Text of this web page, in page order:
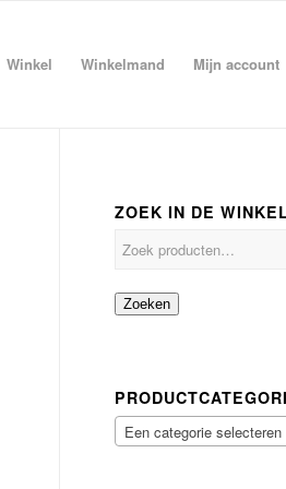
Winkel Winkelmand Mijn account
ZOEK IN DE
Zoeken
Een categorie selecteren